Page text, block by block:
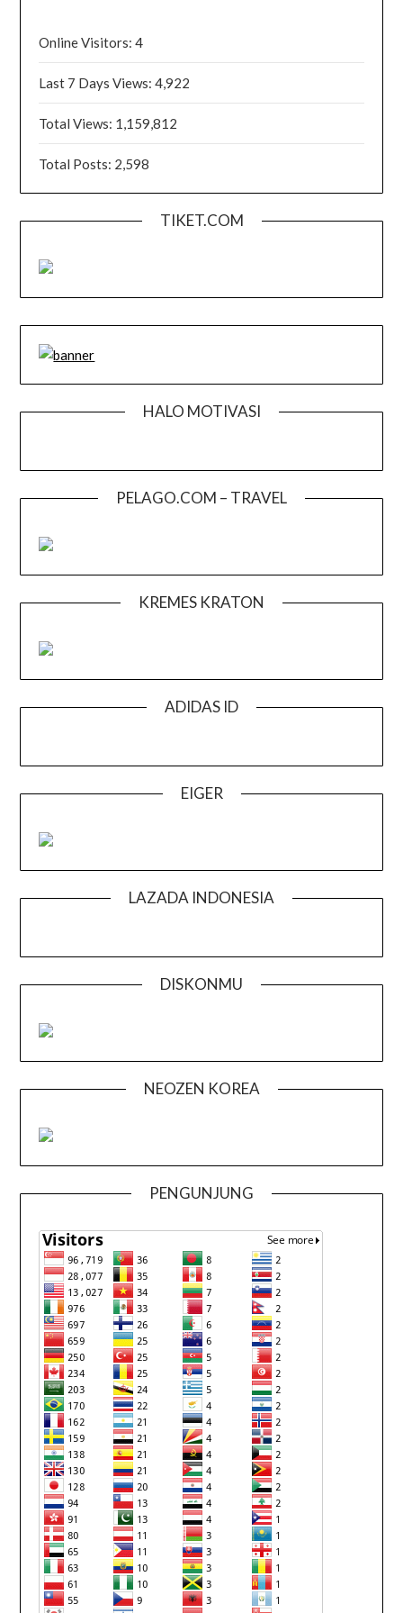
Online Visitors:4
Last 7 Days Views:4,922
Total Views: 1,159,812
Total Posts: 2,598
TIKET.COM
HALO MOTIVASI
PELAGO.COM – TRAVEL
KREMES KRATON
ADIDAS ID
EIGER
LAZADA INDONESIA
DISKONMU
NEOZEN KOREA
PENGUNJUNG